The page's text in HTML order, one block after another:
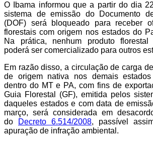
O Ibama informou que a partir do dia
sistema de emissão do Documento
(DOF) será bloqueado para receber
florestais com origem nos estados do
Na prática, nenhum produto
poderá ser comercializado para outros
Em razão disso, a circulação de carga
de origem nativa nos demais
dentro do MT e PA, com fins de
Guia Florestal (GF), emitida pelos
daqueles estados e com data de
março, será considerada em
do
Decreto 6.514/2008, passível
apuração de infração ambiental.